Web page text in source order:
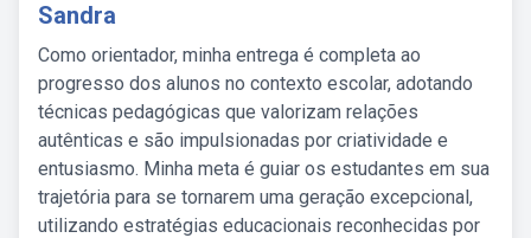
Sandra
Como orientador, minha entrega é completa ao
progresso dos alunos no contexto escolar, adotando
técnicas pedagógicas que valorizam relações
autênticas e são impulsionadas por criatividade e
entusiasmo. Minha meta é guiar os estudantes em sua
trajetória para se tornarem uma geração excepcional,
utilizando estratégias educacionais reconhecidas por